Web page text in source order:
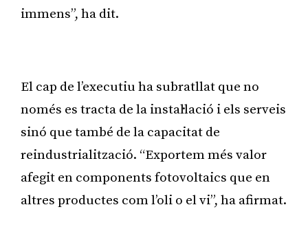
immens”, ha dit.
El cap de l’executiu ha subratllat que no
només es tracta de la instal·lació i els serveis
sinó que també de la capacitat de
reindustrialització. “Exportem més valor
afegit en components fotovoltaics que en
altres productes com l’oli o el vi”, ha afirmat.